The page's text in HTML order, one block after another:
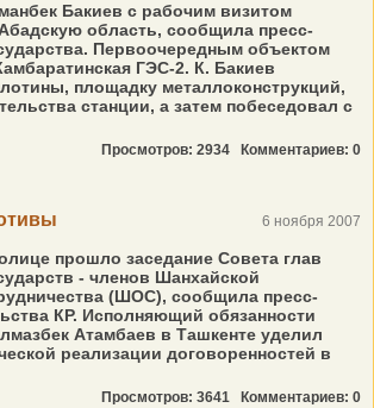
Бакиев с рабочим визитом
область, сообщила пресс-
Первоочередным объектом
ГЭС-2. К. Бакиев
площадку металлоконструкций,
станции, а затем побеседовал с
Просмотров: 2934 Комментариев: 0
6 ноября 2007
прошло заседание Совета глав
- членов Шанхайской
(ШОС), сообщила пресс-
КР. Исполняющий обязанности
Атамбаев в Ташкенте уделил
реализации договоренностей в
Просмотров: 3641 Комментариев: 0